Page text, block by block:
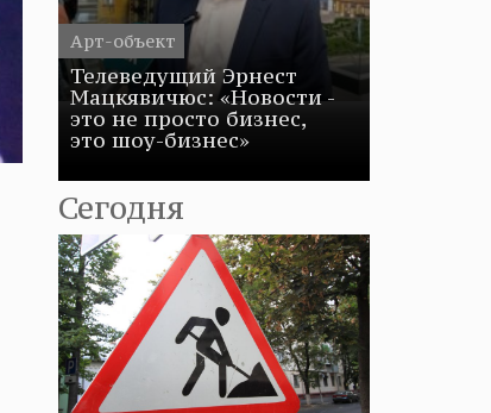
Арт-объект
Телеведущий Эрнест
Мацкявичюс: «Новости -
это не просто бизнес,
это шоу-бизнес»
Сегодня